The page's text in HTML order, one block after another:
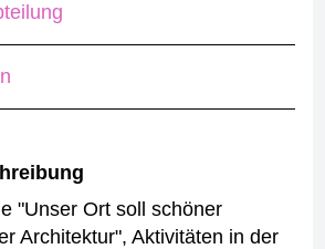
"Unser Ort soll schöner
Architektur", Aktivitäten in der